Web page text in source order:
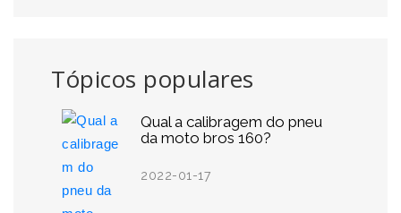
Tópicos populares
Qual a calibragem do pneu
da moto bros 160?
2022-01-17